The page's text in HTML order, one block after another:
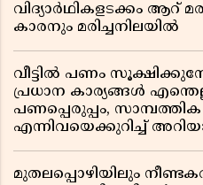
വിദ്യാർഥികളടക്കം ആറ്
കാരനും മരിച്ചനിലയിൽ
വീട്ടിൽ പണം
പ്രധാന കാര്യങ്ങൾ
പണപ്പെരുപ്പം,
എന്നിവയെക്കുറിച്ച്
മുതലപ്പൊഴിയിലും